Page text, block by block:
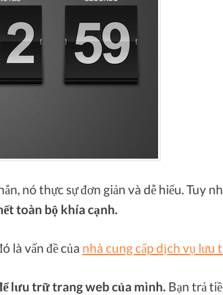
nó thực sự đơn giản và dễ hiểu. Tuy
toàn bộ khía cạnh.
là vấn đề của nhà cung cấp dịch vụ lưu
lưu trữ trang web của mình. Bạn trả